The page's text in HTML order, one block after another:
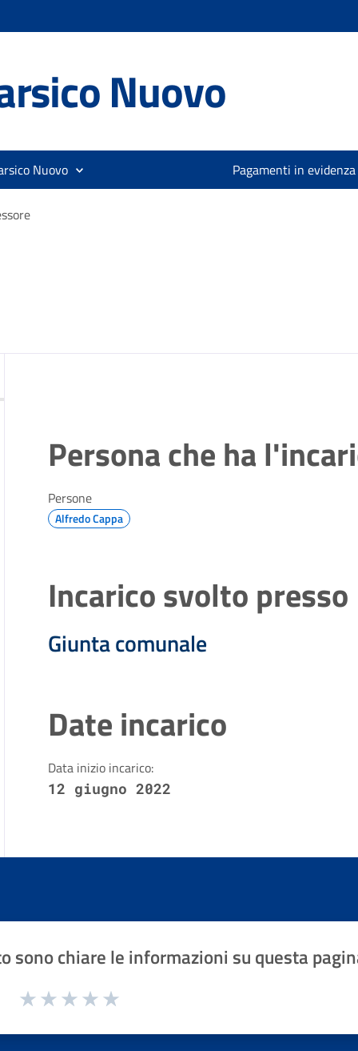
Nuovo
Nuovo Pagamenti in evidenza
Persona che ha
Persone
Alfredo Cappa
Incarico svolto presso
Giunta comunale
Date incarico
Data inizio incarico:
12 giugno 2022
sono chiare le informazioni su questa
1 a 5 stelle la pagina